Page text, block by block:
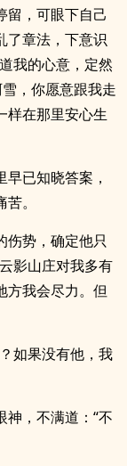
留，可眼下自己
了章法，下意识
我的心意，定然
，你愿意跟我走
样在那里安心生
已知晓答案，
。
伤势，确定他只
影山庄对我多有
方我会尽力。但
如果没有他，我
，不满道：“不